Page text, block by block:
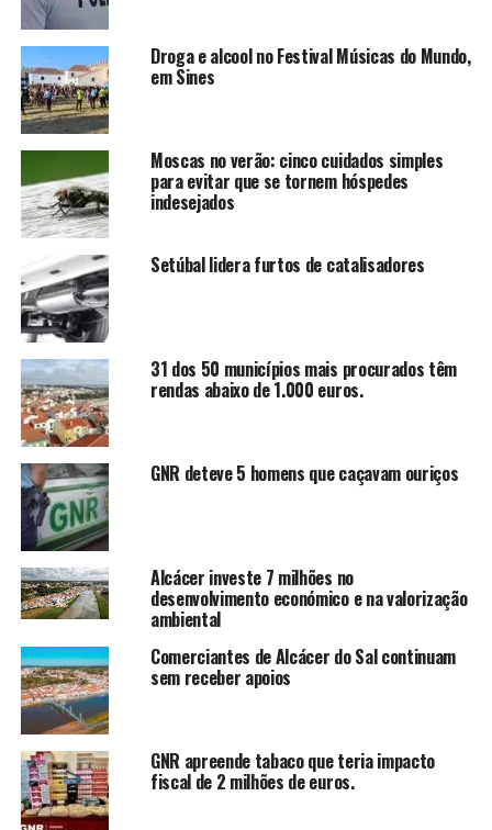
Droga e alcool no Festival Músicas do Mundo,
em Sines
Moscas no verão: cinco cuidados simples
para evitar que se tornem hóspedes
indesejados
Setúbal lidera furtos de catalisadores
31 dos 50 municípios mais procurados têm
rendas abaixo de 1.000 euros.
GNR deteve 5 homens que caçavam ouriços
Alcácer investe 7 milhões no
desenvolvimento económico e na valorização
ambiental
Comerciantes de Alcácer do Sal continuam
sem receber apoios
GNR apreende tabaco que teria impacto
fiscal de 2 milhões de euros.